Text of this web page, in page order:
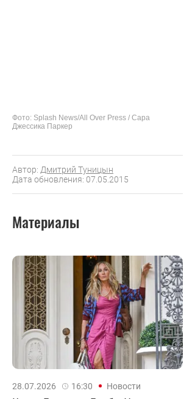
Фото: Splash News/All Over Press / Сара
Джессика Паркер
Автор: Дмитрий Туницын
Дата обновления: 07.05.2015
Материалы
28.07.2026 16:30 Новости